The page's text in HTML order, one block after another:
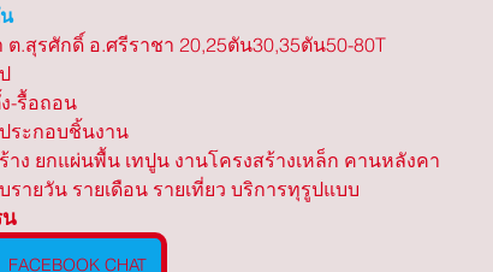
ต.สุรศักดิ์ อ.ศรีราชา 20,25ตัน30,35ตัน50-80T
-รื้อถอน
ระกอบชิ้นงาน
าง ยกแผ่นพื้น เทปูน งานโครงสร้างเหล็ก คานหลังคา
รายวัน รายเดือน รายเที่ยว บริการทุรูปแบบ
น
FACEBOOK CHAT